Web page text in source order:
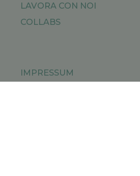
LAVORA CON NOI
COLLABS
IMPRESSUM